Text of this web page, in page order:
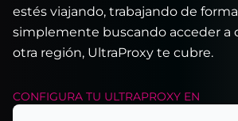
estés viajando, trabajando de
simplemente buscando acceder a
otra región, UltraProxy te cubre.
CONFIGURA TU ULTRAPROXY EN